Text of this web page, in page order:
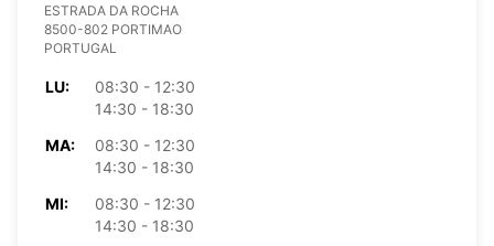
ESTRADA DA ROCHA
8500-802 PORTIMAO
PORTUGAL
LU:
08:30 - 12:30
14:30 - 18:30
MA:
08:30 - 12:30
14:30 - 18:30
MI:
08:30 - 12:30
14:30 - 18:30